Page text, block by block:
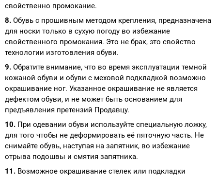
свойственно промокание.
8. Обувь с прошивным методом крепления, предназначена
для носки только в сухую погоду во избежание
свойственного промокания. Это не брак, это свойство
технологии изготовления обуви.
9. Обратите внимание, что во время эксплуатации темной
кожаной обуви и обуви с меховой подкладкой возможно
окрашивание ног. Указанное окрашивание не является
дефектом обуви, и не может быть основанием для
предъявления претензий Продавцу.
10. При одевании обуви используйте специальную ложку,
для того чтобы не деформировать её пяточную часть. Не
снимайте обувь, наступая на запятник, во избежание
отрыва подошвы и смятия запятника.
11. Возможное окрашивание стелек или подкладки